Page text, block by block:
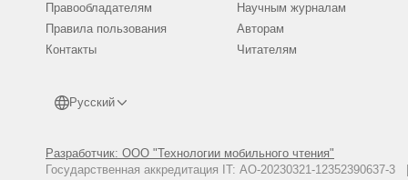
Правообладателям
Правила пользования
Контакты
Русский
Разработчик: ООО "Технологии мобильного чтения"
Государственная аккредитация IT: АО-20230321-
Научным журналам
Авторам
Читателям